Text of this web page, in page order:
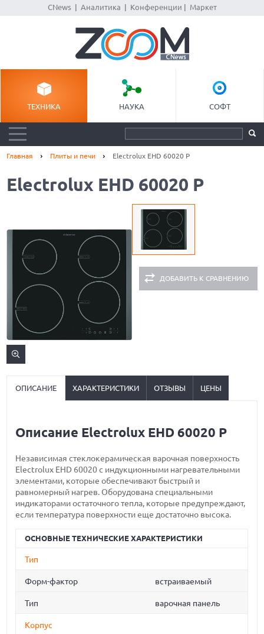
CNews| Аналитика Конференции Маркет
ТЕХНИКА НАУКА СОФТ
Главная Плиты и печи Electrolux EHD 60020 P
Electrolux EHD 60020 P
ДОБАВИТЬ К СРАВНЕНИЮ
ОПИСАНИЕ ХАРАКТЕРИСТИКИ ОТЗЫВЫ ЦЕНЫ
Описание Electrolux EHD 60020 P
Независимая стеклокерамическая варочная поверхность
Electrolux EHD 60020 с индукционными нагревательными
элементами, которые обеспечивают быстрый и
равномерный нагрев. Оборудована специальными
индикаторами остаточного тепла, которые предупреждают,
если температура поверхности еще достаточно высока.
ОСНОВНЫЕ ТЕХНИЧЕСКИЕ ХАРАКТЕРИСТИКИ
Тип
Форм-фактор встраиваемый
Тип варочная панель
Корпус